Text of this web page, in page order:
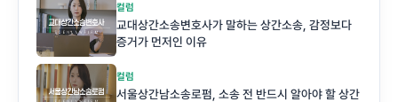
컬럼
교대상간소송변호사가 말하는 상간소송, 감정보다
증거가 먼저인 이유
컬럼
서울상간남소송로펌, 소송 전 반드시 알아야 할 상간